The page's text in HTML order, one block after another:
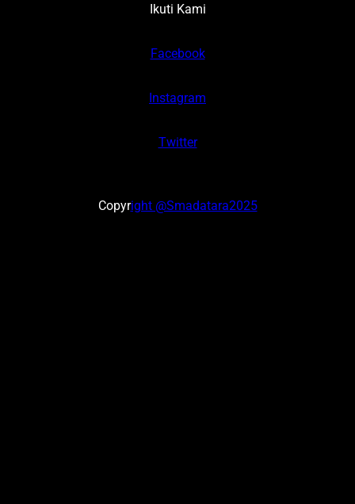
Ikuti Kami
Facebook
Instagram
Twitter
Copyright @Smadatara2025